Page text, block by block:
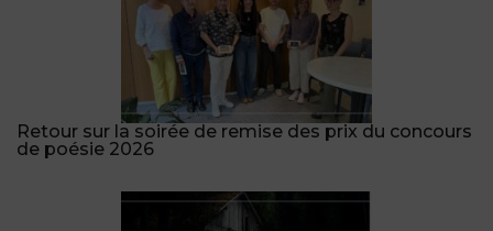
Retour sur la soirée de remise des prix du concours
de poésie 2026